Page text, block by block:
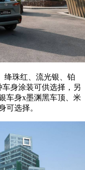
绛珠红、流光银、铂
身涂装可供选择，另
车身x墨渊黑车顶、米
可选择。